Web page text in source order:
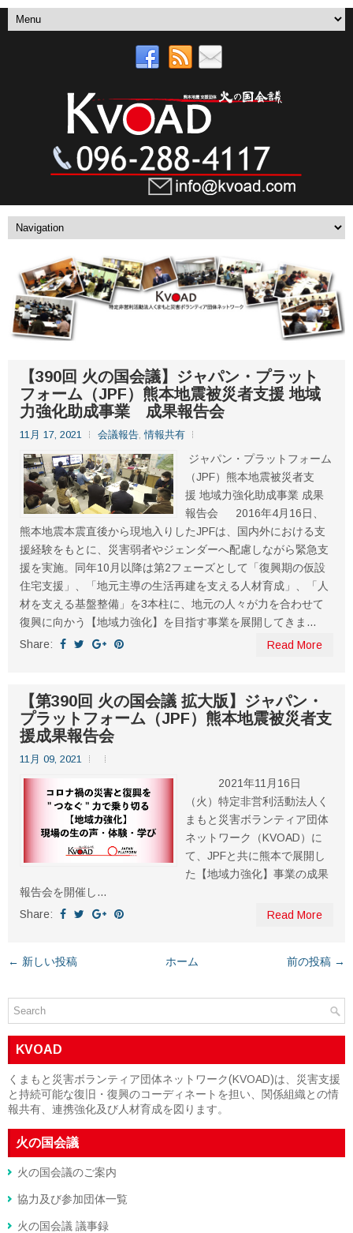
【390回 火の国会議】ジャパン・プラット
フォーム（JPF）熊本地震被災者支援 地域
力強化助成事業 成果報告会
11月 17, 2021 会議報告,情報共有
ジャパン・プラットフォーム
（JPF）熊本地震被災者支
援 地域力強化助成事業 成果
報告会 2016年4月16日、
熊本地震本震直後から現地入りしたJPFは、国内外における支
援経験をもとに、災害弱者やジェンダーへ配慮しながら緊急支
援を実施。同年10月以降は第2フェーズとして「復興期の仮設
住宅支援」、「地元主導の生活再建を支える人材育成」、「人
材を支える基盤整備」を3本柱に、地元の人々が力を合わせて
復興に向かう【地域力強化】を目指す事業を展開してきま...
Share:
Read More
【第390回 火の国会議 拡大版】ジャパン・
プラットフォーム（JPF）熊本地震被災者支
援成果報告会
11月 09, 2021
2021年11月16日
（火）特定非営利活動法人く
まもと災害ボランティア団体
ネットワーク（KVOAD）に
て、JPFと共に熊本で展開し
た【地域力強化】事業の成果
報告会を開催し...
Share:
Read More
← 新しい投稿 前の投稿 →
ホーム
KVOAD
くまもと災害ボランティア団体ネットワーク(KVOAD)は、災害支援
と持続可能な復旧・復興のコーディネートを担い、関係組織との情
報共有、連携強化及び人材育成を図ります。
火の国会議
火の国会議のご案内
協力及び参加団体一覧
火の国会議 議事録